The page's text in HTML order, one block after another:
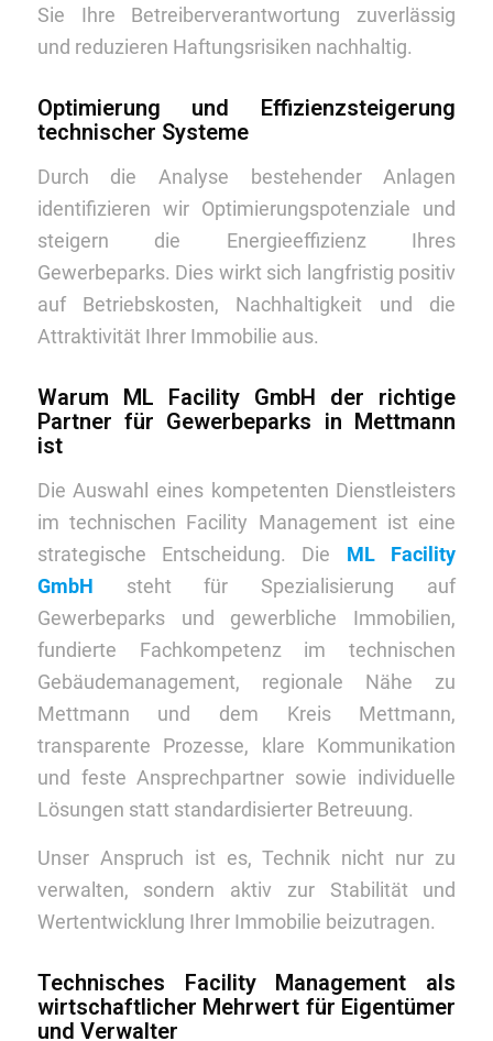
Sie Ihre Betreiberverantwortung zuverlässig
und reduzieren Haftungsrisiken nachhaltig.
Optimierung und Effizienzsteigerung
technischer Systeme
Durch die Analyse bestehender Anlagen
identifizieren wir Optimierungspotenziale und
steigern die Energieeffizienz Ihres
Gewerbeparks. Dies wirkt sich langfristig positiv
auf Betriebskosten, Nachhaltigkeit und die
Attraktivität Ihrer Immobilie aus.
Warum ML Facility GmbH der richtige
Partner für Gewerbeparks in Mettmann
ist
Die Auswahl eines kompetenten Dienstleisters
im technischen Facility Management ist eine
strategische Entscheidung. Die ML Facility
GmbH steht für Spezialisierung auf
Gewerbeparks und gewerbliche Immobilien,
fundierte Fachkompetenz im technischen
Gebäudemanagement, regionale Nähe zu
Mettmann und dem Kreis Mettmann,
transparente Prozesse, klare Kommunikation
und feste Ansprechpartner sowie individuelle
Lösungen statt standardisierter Betreuung.
Unser Anspruch ist es, Technik nicht nur zu
verwalten, sondern aktiv zur Stabilität und
Wertentwicklung Ihrer Immobilie beizutragen.
Technisches Facility Management als
wirtschaftlicher Mehrwert für Eigentümer
und Verwalter